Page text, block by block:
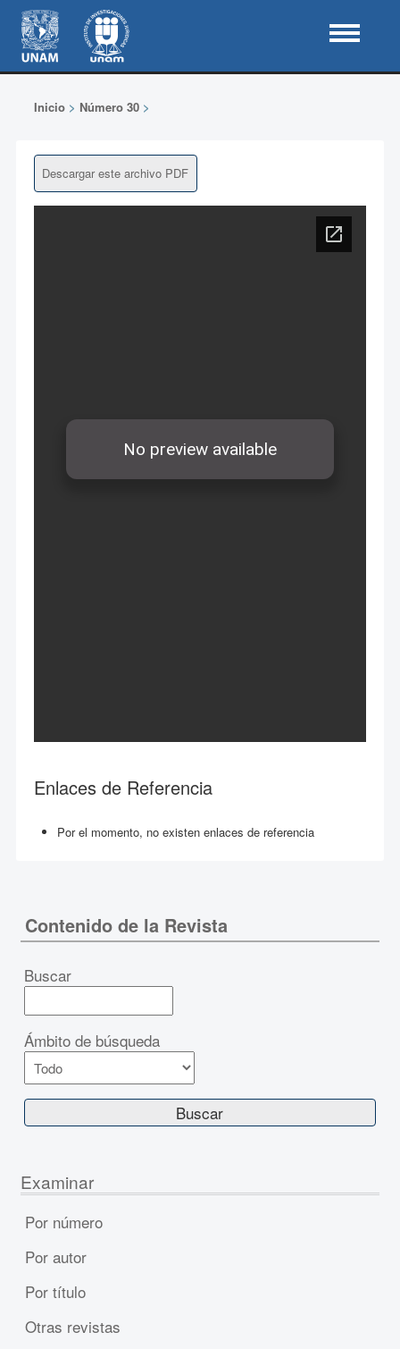
Inicio> Número 30>
Descargar este archivo PDF
Enlaces de Referencia
Por el momento, no existen enlaces de referencia
Contenido de la Revista
Buscar
Ámbito de búsqueda
Examinar
Por número
Por autor
Por título
Otras revistas